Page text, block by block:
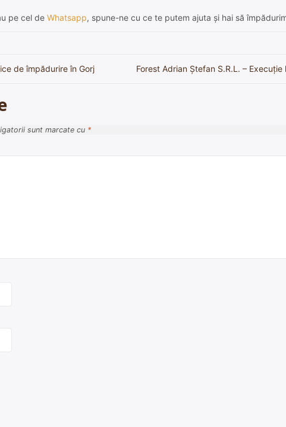
pe cel de Whatsapp, spune-ne cu ce te putem ajuta și hai să
de împădurire în Gorj Forest Adrian Ștefan S.R.L. –
sunt marcate cu *